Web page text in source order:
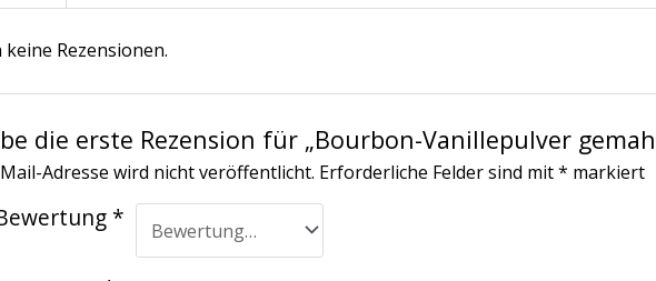
keine Rezensionen.
die erste Rezension für „Bourbon-Vanillepulver
Adresse wird nicht veröffentlicht. Erforderliche Felder sind mit* markiert
*